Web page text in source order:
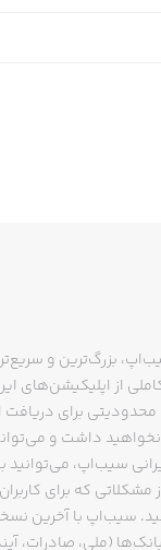
بزرگ‌ترین و
از اپلیکیشن‌های
برای دریافت
داشت و
سیب‌اپ، می‌توانید
سیب‌اپ با آخرین
(ملی، صادرات،